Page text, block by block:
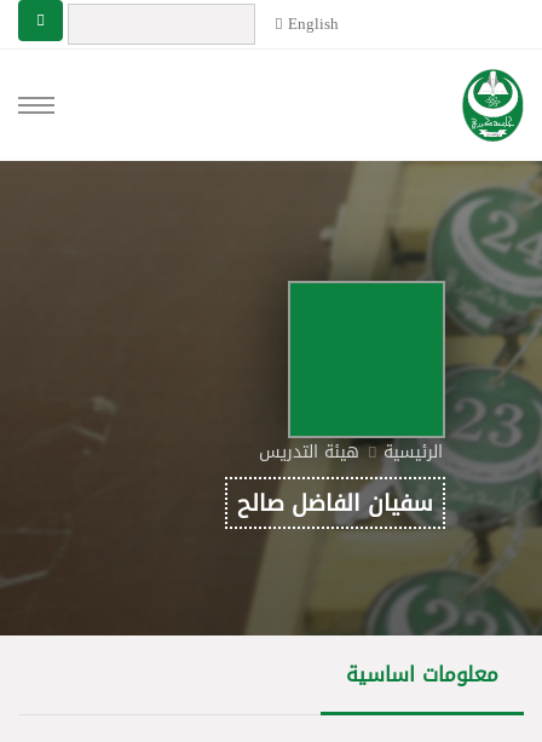
English
الرئيسية هيئة التدريس
سفيان الفاضل صالح
معلومات اساسية